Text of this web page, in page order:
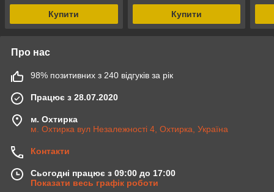
Купити Купити
Про нас
98% позитивних з 240 відгуків за рік
Працює з 28.07.2020
м. Охтирка
м. Охтирка вул Незалежності 4, Охтирка, Україна
Контакти
Сьогодні працює з 09:00 до 17:00
Показати весь графік роботи